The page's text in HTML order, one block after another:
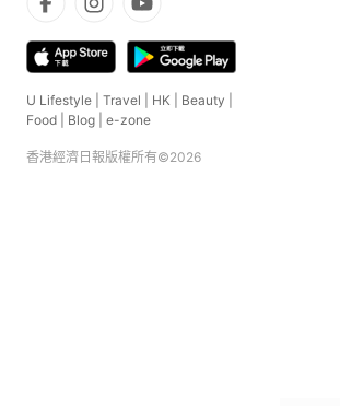
U Lifestyle Travel HK Beauty
Food
Blog e-zone
香港經濟日報版權所有©2026